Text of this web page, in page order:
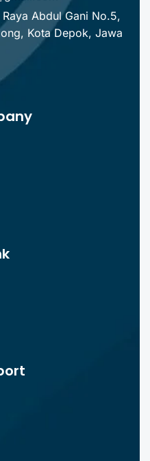
Abdul Gani No.5,
Kota Depok, Jawa